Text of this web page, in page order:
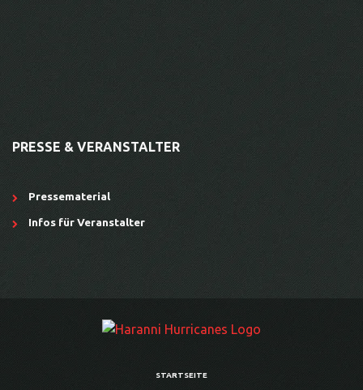
PRESSE & VERANSTALTER
Pressematerial
Infos für Veranstalter
STARTSEITE